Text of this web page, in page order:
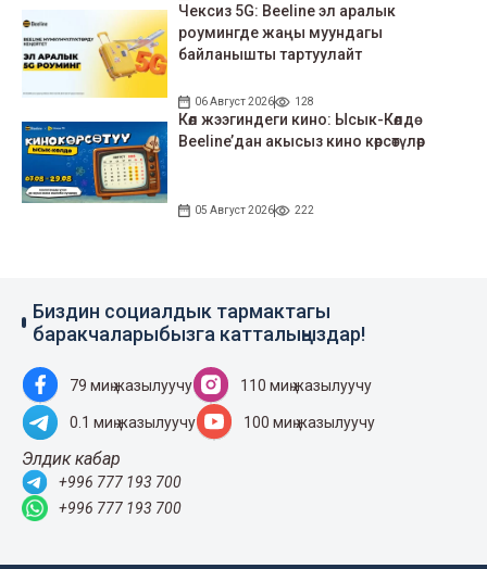
Чексиз 5G: Beeline эл аралык
роумингде жаңы муундагы
байланышты тартуулайт
06 Август 2026 128
Көл жээгиндеги кино: Ысык-Көлдө
Beeline’дан акысыз кино көрсөтүлөр
05 Август 2026 222
Биздин социалдык тармактагы
баракчаларыбызга катталыңыздар!
79 миң жазылуучу 110 миң жазылуучу
0.1 миң жазылуучу 100 миң жазылуучу
Элдик кабар
+996 777 193 700
+996 777 193 700